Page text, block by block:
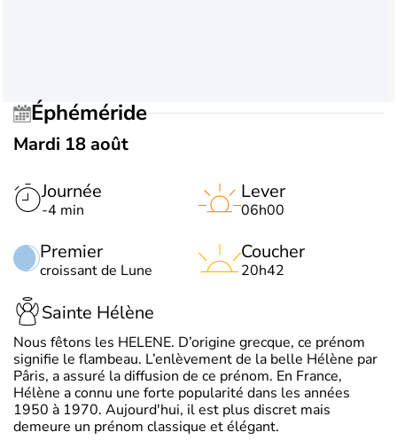
Éphéméride
Mardi 18 août
Journée
-4 min
Premier
croissant de Lune
Lever
06h00
Coucher
20h42
Sainte Hélène
Nous fêtons les HELENE. D’origine grecque, ce prénom
signifie le flambeau. L’enlèvement de la belle Hélène par
Pâris, a assuré la diffusion de ce prénom. En France,
Hélène a connu une forte popularité dans les années
1950 à 1970. Aujourd'hui, il est plus discret mais
demeure un prénom classique et élégant.